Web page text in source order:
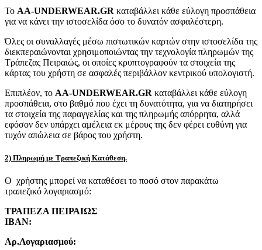
Το AA-UNDERWEAR.GR καταβάλλει κάθε εύλογη προσπάθεια
για να κάνει την ιστοσελίδα όσο το δυνατόν ασφαλέστερη.
Όλες οι συναλλαγές μέσω πιστωτικών καρτών στην ιστοσελίδα της
διεκπεραιώνονται χρησιμοποιώντας την τεχνολογία πληρωμών της
Τράπεζας Πειραιώς, οι οποίες κρυπτογραφούν τα στοιχεία της
κάρτας του χρήστη σε ασφαλές περιβάλλον κεντρικού υπολογιστή.
Επιπλέον, το AA-UNDERWEAR.GR καταβάλλει κάθε εύλογη
προσπάθεια, στο βαθμό που έχει τη δυνατότητα, για να διατηρήσει
τα στοιχεία της παραγγελίας και της πληρωμής απόρρητα, αλλά
εφόσον δεν υπάρχει αμέλεια εκ μέρους της δεν φέρει ευθύνη για
τυχόν απώλεια σε βάρος του χρήστη.
2) Πληρωμή με Τραπεζική Κατάθεση.
Ο χρήστης μπορεί να καταθέσει το ποσό στον παρακάτω
τραπεζικό λογαριασμό:
ΤΡΑΠΕΖΑ ΠΕΙΡΑΙΩΣ
IBAN:
Αρ.Λογαριασμού: